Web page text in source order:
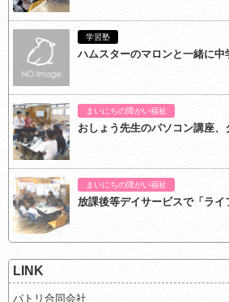
学習塾
ハムスターのマロンと一緒に中
まいにちの障がい福祉
おしょう先生のパソコン講座
まいにちの障がい福祉
放課後等デイサービスで「ライ
LINK
パトリ合同会社